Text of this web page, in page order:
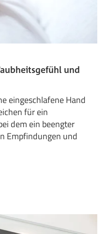
und
eingeschlafene Hand
für ein
dem ein beengter
Empfindungen und